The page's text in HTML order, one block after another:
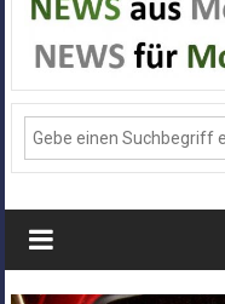
News
aus
Deiner
Stadt
Monheim